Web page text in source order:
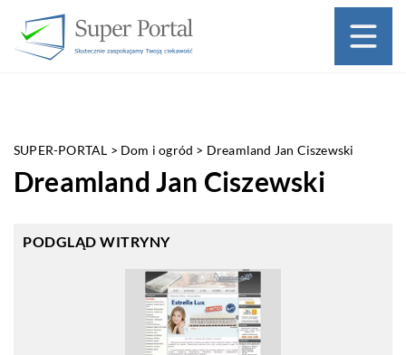
SUPER-PORTAL > Dom i ogród > Dreamland Jan Ciszewski
Dreamland Jan Ciszewski
PODGLĄD WITRYNY